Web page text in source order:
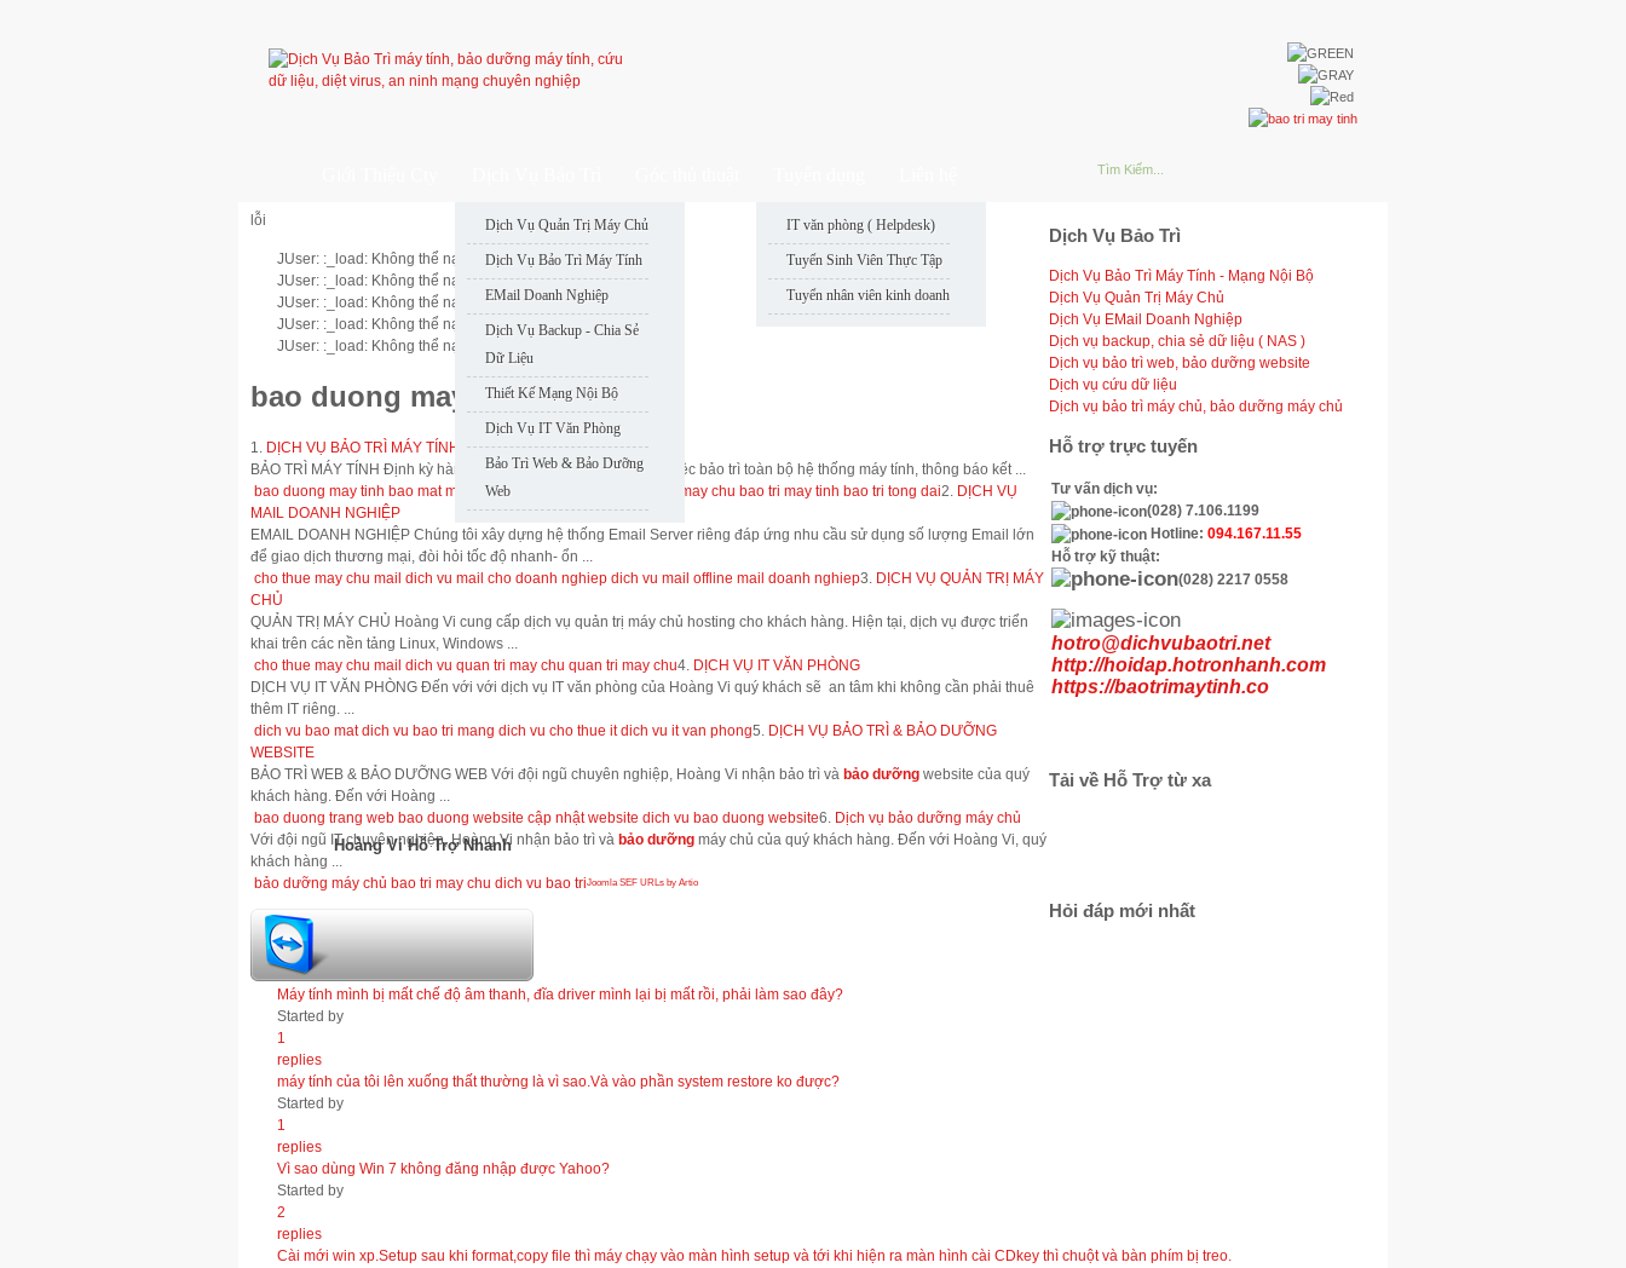
Dịch Vụ Quản Trị Máy Chủ
Dịch Vụ Bảo Trì Máy Tính
EMail Doanh Nghiệp
Dịch Vụ Backup - Chia Sẻ
Dữ Liệu
Thiết Kế Mạng Nội Bộ
Dịch Vụ IT Văn Phòng
Bảo Trì Web & Bảo Dưỡng
Web
IT văn phòng ( Helpdesk)
Tuyển Sinh Viên Thực Tập
Tuyển nhân viên kinh doanh
lỗi
JUser: :_load: Không thể nạp user với ID: 50
JUser: :_load: Không thể nạp user với ID: 49
JUser: :_load: Không thể nạp user với ID: 46
JUser: :_load: Không thể nạp user với ID: 48
JUser: :_load: Không thể nạp user với ID: 47
bao duong may tinh:
1. DỊCH VỤ BẢO TRÌ MÁY TÍNH VĂN PHÒNG
BẢO TRÌ MÁY TÍNH Định kỳ hàng tháng, Hoàng Vi sẽ thực hiện việc bảo trì toàn bộ hệ thống máy tính, thông báo kết ...
bao duong may tinh bao mat may chu bao tri mang noi bo bao tri may chu bao tri may tinh bao tri tong dai2. DỊCH VỤ
MAIL DOANH NGHIỆP
EMAIL DOANH NGHIỆP Chúng tôi xây dựng hệ thống Email Server riêng đáp ứng nhu cầu sử dụng số lượng Email lớn
để giao dịch thương mại, đòi hỏi tốc độ nhanh- ổn ...
cho thue may chu mail dich vu mail cho doanh nghiep dich vu mail offline mail doanh nghiep3. DỊCH VỤ QUẢN TRỊ MÁY
CHỦ
QUẢN TRỊ MÁY CHỦ Hoàng Vi cung cấp dịch vụ quản trị máy chủ hosting cho khách hàng. Hiện tại, dịch vụ được triển
khai trên các nền tảng Linux, Windows ...
cho thue may chu mail dich vu quan tri may chu quan tri may chu4. DỊCH VỤ IT VĂN PHÒNG
DỊCH VỤ IT VĂN PHÒNG Đến với với dịch vụ IT văn phòng của Hoàng Vi quý khách sẽ an tâm khi không cần phải thuê
thêm IT riêng. ...
dich vu bao mat dich vu bao tri mang dich vu cho thue it dich vu it van phong5. DỊCH VỤ BẢO TRÌ & BẢO DƯỠNG
WEBSITE
BẢO TRÌ WEB & BẢO DƯỠNG WEB Với đội ngũ chuyên nghiệp, Hoàng Vi nhận bảo trì và bảo dưỡng website của quý
khách hàng. Đến với Hoàng ...
bao duong trang web bao duong website cập nhật website dich vu bao duong website6. Dịch vụ bảo dưỡng máy chủ
Với đội ngũ IT chuyên nghiệp, Hoàng Vi nhận bảo trì và bảo dưỡng máy chủ của quý khách hàng. Đến với Hoàng Vi, quý
khách hàng ...
bảo dưỡng máy chủ bao tri may chu dich vu bao triJoomla SEF URLs by Artio
Dịch Vụ Bảo Trì
Dịch Vụ Bảo Trì Máy Tính - Mạng Nội Bộ
Dịch Vụ Quản Trị Máy Chủ
Dịch Vụ EMail Doanh Nghiệp
Dịch vụ backup, chia sẻ dữ liệu ( NAS )
Dịch vụ bảo trì web, bảo dưỡng website
Dịch vụ cứu dữ liệu
Dịch vụ bảo trì máy chủ, bảo dưỡng máy chủ
Hỗ trợ trực tuyến
Tư vấn dịch vụ:
(028) 7.106.1199
Hotline: 094.167.11.55
Hỗ trợ kỹ thuật:
(028) 2217 0558
hotro@dichvubaotri.net
http://hoidap.hotronhanh.com
https://baotrimaytinh.co
Tải về Hỗ Trợ từ xa
Hoàng Vi Hỗ Trợ Nhanh
Hỏi đáp mới nhất
1
replies
Máy tính mình bị mất chế độ âm thanh, đĩa driver mình lại bị mất rồi, phải làm sao đây?
Started by
1
replies
máy tính của tôi lên xuống thất thường là vì sao.Và vào phần system restore ko được?
Started by
1
replies
Vì sao dùng Win 7 không đăng nhập được Yahoo?
Started by
2
replies
Cài mới win xp.Setup sau khi format,copy file thì máy chạy vào màn hình setup và tới khi hiện ra màn hình cài CDkey thì chuột và bàn phím bị treo.